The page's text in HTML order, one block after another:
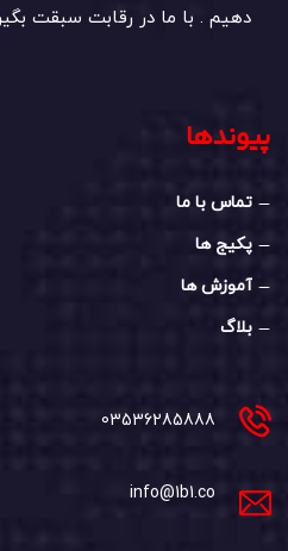
دهیم . با ما در رقابت سبقت
پیوندها
تماس با ما
پکیج ها
آموزش ها
بلاگ
03536285888
info@1b1.co